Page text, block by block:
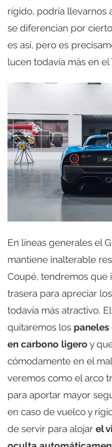
rígido, podría llevarnos
se diferencian por
es así, pero es
lucen todavía más en el
En líneas generales el
mantiene inalterable
Coupé, tendremos que
trasera para apreciar
todavía más atractivo.
quitaremos los
en carbono ligero y
cómodamente en el
veremos como el arco
para aportar mayor
en caso de vuelco y
de servir para alojar el